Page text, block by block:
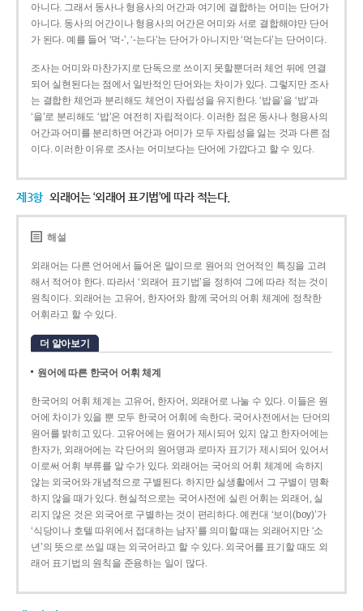
아니다. 그래서 동사나 형용사의 어간과 여기에 결합하는 어미는 단어가
아니다. 동사의 어간이나 형용사의 어간은 어미와 서로 결합해야만 단어
가 된다. 예를 들어 ‘먹-’, ‘-는다’는 단어가 아니지만 ‘먹는다’는 단어이다.
조사는 어미와 마찬가지로 단독으로 쓰이지 못할뿐더러 체언 뒤에 연결
되어 실현된다는 점에서 일반적인 단어와는 차이가 있다. 그렇지만 조사
는 결합한 체언과 분리해도 체언이 자립성을 유지한다. ‘밥을’을 ‘밥’과
‘을’로 분리해도 ‘밥’은 여전히 자립적이다. 이러한 점은 동사나 형용사의
어간과 어미를 분리하면 어간과 어미가 모두 자립성을 잃는 것과 다른 점
이다. 이러한 이유로 조사는 어미보다는 단어에 가깝다고 할 수 있다.
제3항 외래어는 ‘외래어 표기법’에 따라 적는다.
해설
외래어는 다른 언어에서 들어온 말이므로 원어의 언어적인 특징을 고려
해서 적어야 한다. 따라서 ‘외래어 표기법’을 정하여 그에 따라 적는 것이
원칙이다. 외래어는 고유어, 한자어와 함께 국어의 어휘 체계에 정착한
어휘라고 할 수 있다.
더 알아보기
원어에 따른 한국어 어휘 체계
한국어의 어휘 체계는 고유어, 한자어, 외래어로 나눌 수 있다. 이들은 원
어에 차이가 있을 뿐 모두 한국어 어휘에 속한다. 국어사전에서는 단어의
원어를 밝히고 있다. 고유어에는 원어가 제시되어 있지 않고 한자어에는
한자가, 외래어에는 각 단어의 원어명과 로마자 표기가 제시되어 있어서
이로써 어휘 부류를 알 수가 있다. 외래어는 국어의 어휘 체계에 속하지
않는 외국어와 개념적으로 구별된다. 하지만 실생활에서 그 구별이 명확
하지 않을 때가 있다. 현실적으로는 국어사전에 실린 어휘는 외래어, 실
리지 않은 것은 외국어로 구별하는 것이 편리하다. 예컨대 ‘보이(boy)’가
‘식당이나 호텔 따위에서 접대하는 남자’를 의미할 때는 외래어지만 ‘소
년’의 뜻으로 쓰일 때는 외국어라고 할 수 있다. 외국어를 표기할 때도 외
래어 표기법의 원칙을 준용하는 일이 많다.